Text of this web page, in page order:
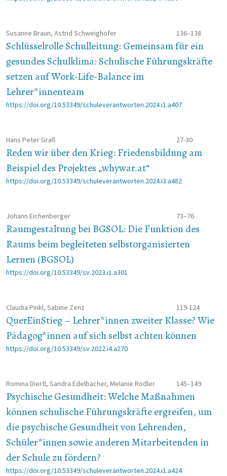
Susanne Braun, Astrid Schweighofer 136–138
Schlüsselrolle Schulleitung: Gemeinsam für ein
gesundes Schulklima: Schulische Führungskräfte
setzen auf Work-Life-Balance im
Lehrer*innenteam
https://doi.org/10.53349/schuleverantworten.2024.i1.a407
Hans Peter Graß 27-30
Reden wir über den Krieg: Friedensbildung am
Beispiel des Projektes „whywar.at“
https://doi.org/10.53349/schuleverantworten.2024.i3.a482
Johann Eichenberger 73–76
Raumgestaltung bei BGSOL: Die Funktion des
Raums beim begleiteten selbstorganisierten
Lernen (BGSOL)
https://doi.org/10.53349/sv.2023.i1.a301
Claudia Pinkl, Sabine Zenz 119-124
QuerEinStieg – Lehrer*innen zweiter Klasse? Wie
Pädagog*innen auf sich selbst achten können
https://doi.org/10.53349/sv.2022.i4.a270
Romina Diertl, Sandra Edelbacher, Melanie Rodler 145–149
Psychische Gesundheit: Welche Maßnahmen
können schulische Führungskräfte ergreifen, um
die psychische Gesundheit von Lehrenden,
Schüler*innen sowie anderen Mitarbeitenden in
der Schule zu fördern?
https://doi.org/10.53349/schuleverantworten.2024.i1.a424